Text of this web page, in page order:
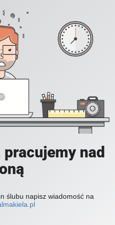
nad
ślubu napisz wiadomość na